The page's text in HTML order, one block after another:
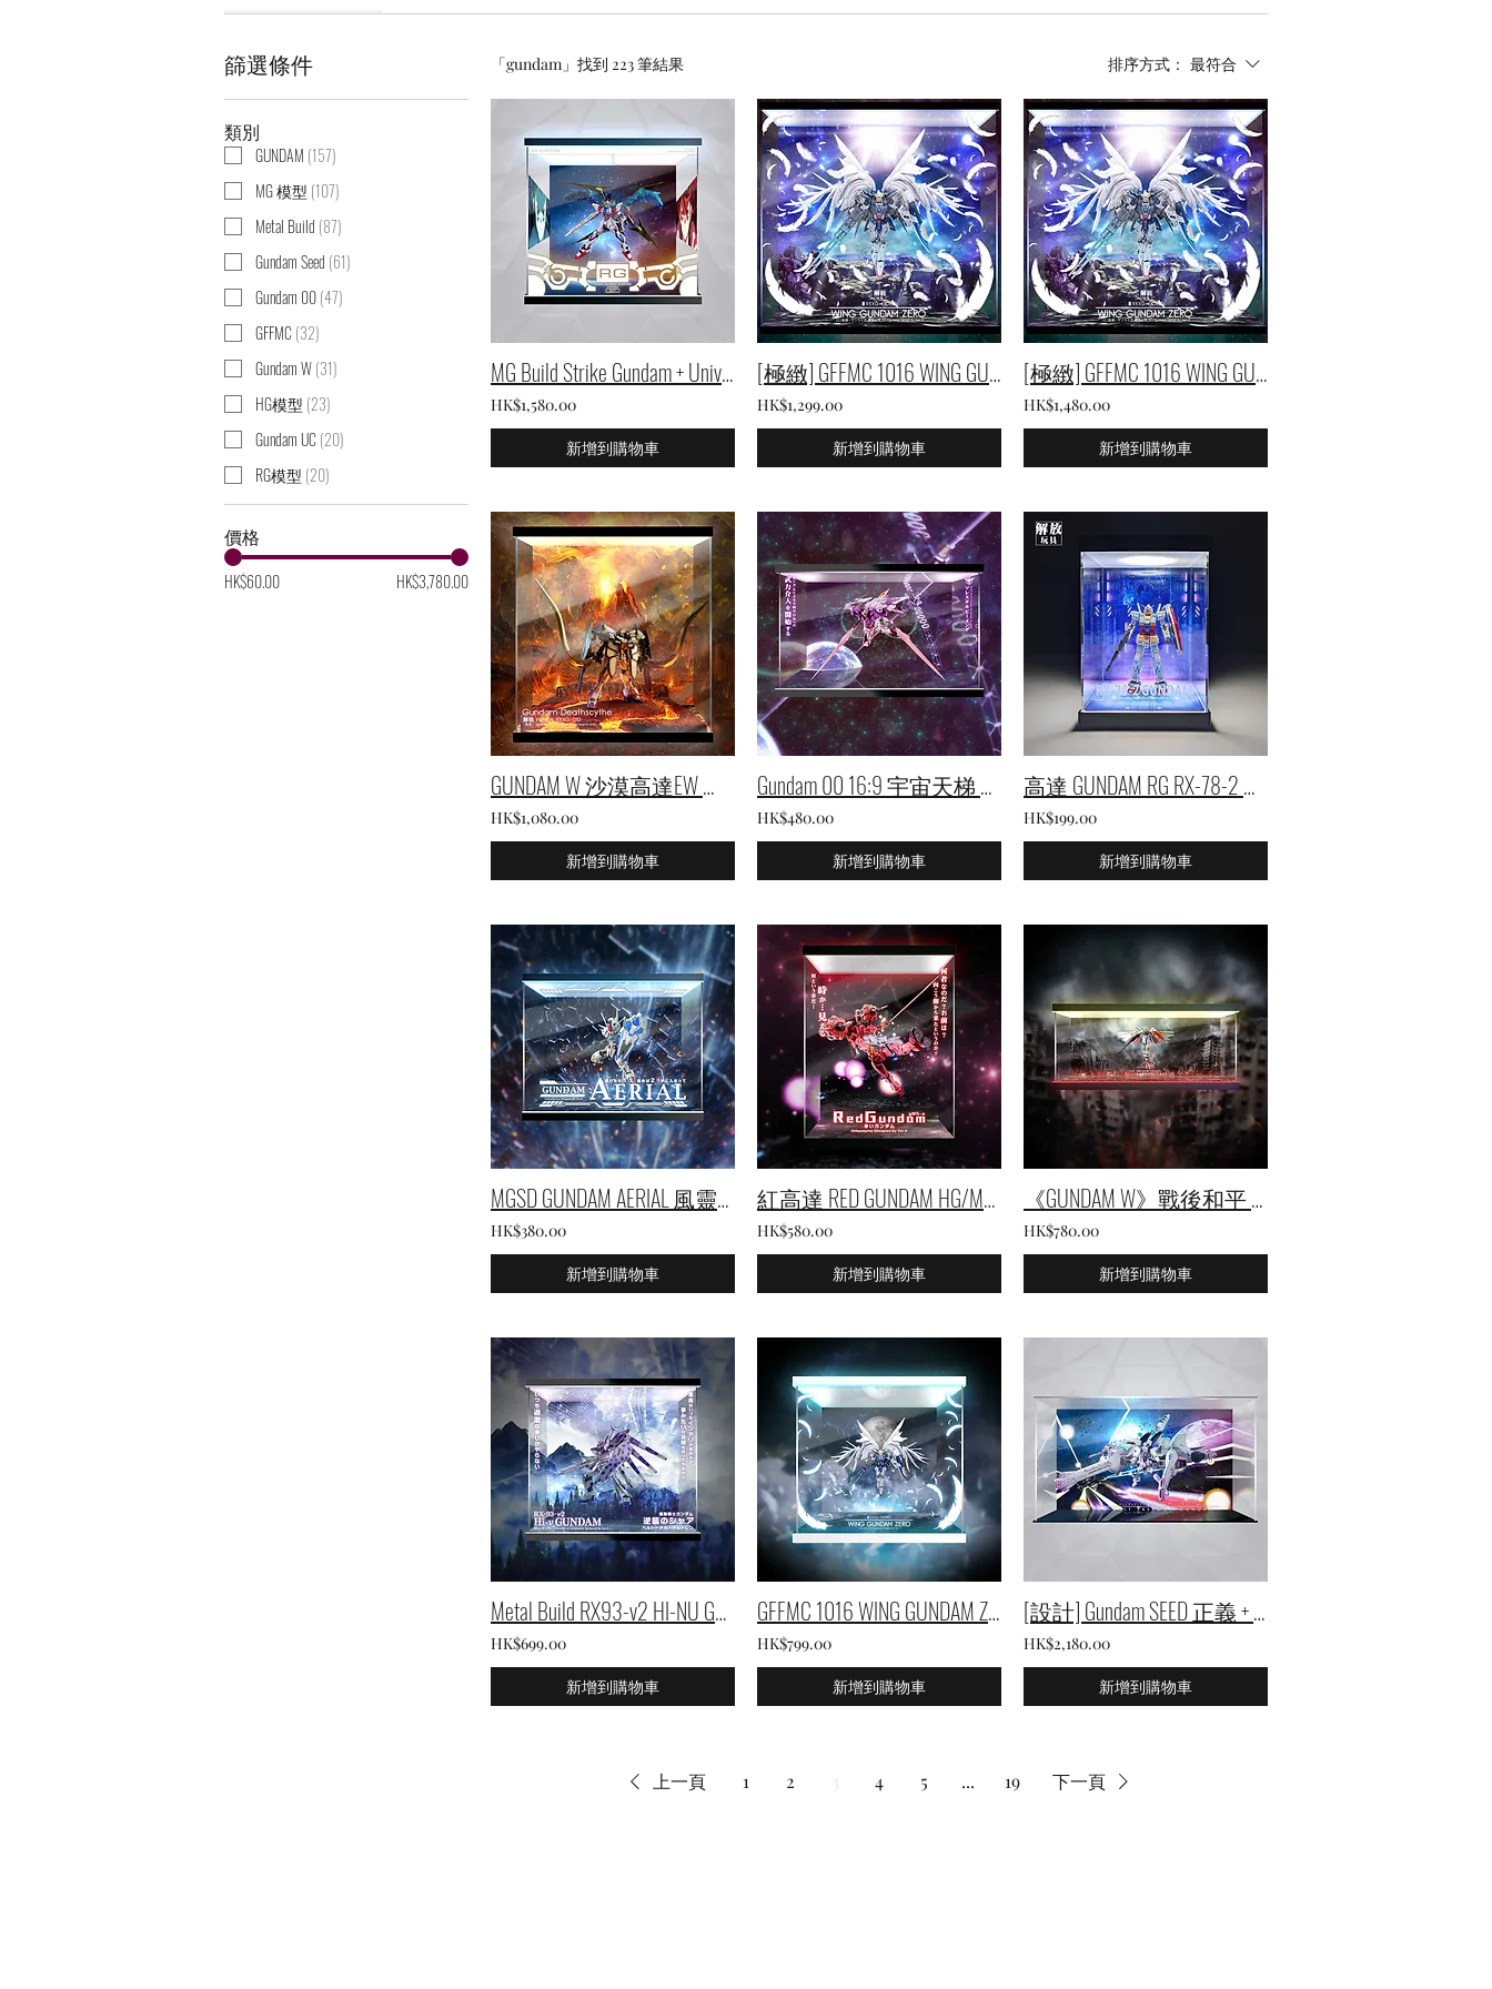
篩選條件
類別
GUNDAM (157)
MG 模型 (107)
Metal Build (87)
Gundam Seed (61)
Gundam 00(47)
GFFMC(32)
Gundam W(31)
HG模型 (23)
Gundam UC(20)
RG模型 (20)
價格
HK$60.00 HK$3,780.00
「gundam」找到 223 筆結果 排序方式： 最符合
MG Build Strike Gundam + Universe Booster 專用展示箱
HK$1,580.00
新增到購物車
[極緻] GFFMC 1016 WING GUNDAM ZERO EW 火星版 M
HK$1,299.00
新增到購物車
[極緻] GFFMC 1016 WING GUNDAM ZERO EW 火星版 XL
HK$1,480.00
新增到購物車
GUNDAM W 沙漠高達EW 專用展示箱
HK$1,080.00
新增到購物車
Gundam 00 16:9 宇宙天梯 通用背景
HK$480.00
新增到購物車
高達 GUNDAM RG RX-78-2 專用展示盒
HK$199.00
新增到購物車
MGSD GUNDAM AERIAL 風靈高達 專用展示盒
HK$380.00
新增到購物車
紅高達 RED GUNDAM HG/Metal Robot魂 展示盒
HK$580.00
新增到購物車
《GUNDAM W》戰後和平 通用主題展示箱
HK$780.00
新增到購物車
Metal Build RX93-v2 HI-NU GUNDAM專用展示盒
HK$699.00
新增到購物車
GFFMC 1016 WING GUNDAM ZERO EW 月夜版 XL 展示箱
HK$799.00
新增到購物車
[設計] Gundam SEED 正義 + 流星號 (GK)專用展示箱
HK$2,180.00
新增到購物車
上一頁 1 2 3 4 5 ... 19 下一頁